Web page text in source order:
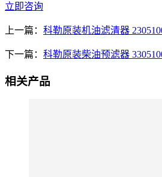
立即咨询
上一篇： 科勒原装机油滤清器
下一篇： 科勒原装柴油预滤器
相关产品